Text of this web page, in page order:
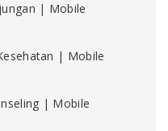
| Mobile
| Mobile
| Mobile